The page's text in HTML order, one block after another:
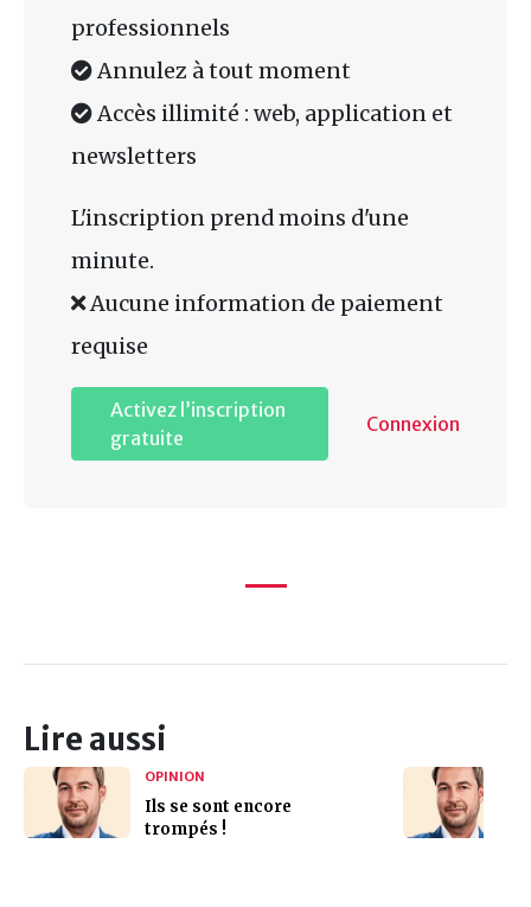
professionnels
Annulez à tout moment
Accès illimité : web, application et
newsletters
L'inscription prend moins d'une
minute.
Aucune information de paiement
requise
Activez l’inscription
gratuite
Connexion
Lire aussi
OPINION
Ils se sont encore
trompés !